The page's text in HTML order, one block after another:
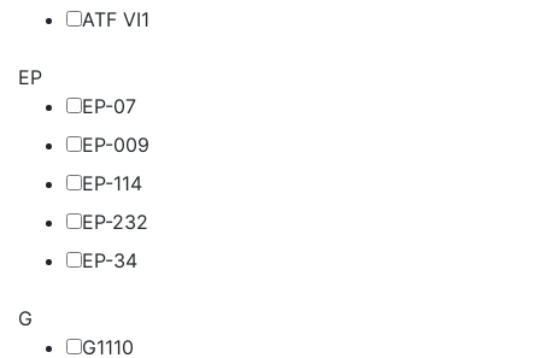
ATF VI1
EP
EP-07
EP-009
EP-114
EP-232
EP-34
G
G1110